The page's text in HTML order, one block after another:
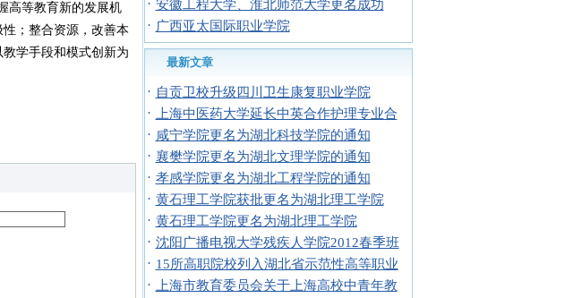
高等教育新的发展机
；整合资源，改善本
学手段和模式创新为
· 安徽工程大学、淮北师范大学更名成功
· 广西亚太国际职业学院
最新文章
· 自贡卫校升级四川卫生康复职业学院
·
上海中医药大学延长中英合作护理专业合
· 咸宁学院更名为湖北科技学院的通知
· 襄樊学院更名为湖北文理学院的通知
· 孝感学院更名为湖北工程学院的通知
· 黄石理工学院获批更名为湖北理工学院
· 黄石理工学院更名为湖北理工学院
· 沈阳广播电视大学残疾人学院2012春季班
· 15所高职院校列入湖北省示范性高等职业
·
上海市教育委员会关于上海高校中青年教